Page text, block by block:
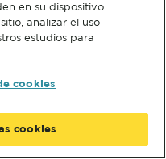
en su dispositivo
analizar el uso
estudios para
cookies
cookies